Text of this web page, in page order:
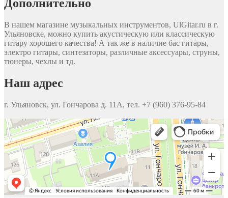
Дополнительно
В нашем магазине музыкальных инструментов, UlGitar.ru в г.
Ульяновске, можно купить акустическую или классическую
гитару хорошего качества! А так же в наличие бас гитары,
электро гитары, синтезаторы, различные аксессуары, струны,
тюнеры, чехлы и тд.
Наш адрес
г. Ульяновск, ул. Гончарова д. 11А, тел. +7 (960) 376-95-84